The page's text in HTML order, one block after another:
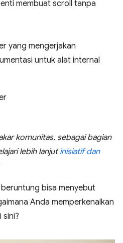
membuat scroll tanpa
yang mengerjakan
untuk alat internal
komunitas, sebagai bagian
lebih lanjut inisiatif dan
beruntung bisa menyebut
Anda memperkenalkan
sini?